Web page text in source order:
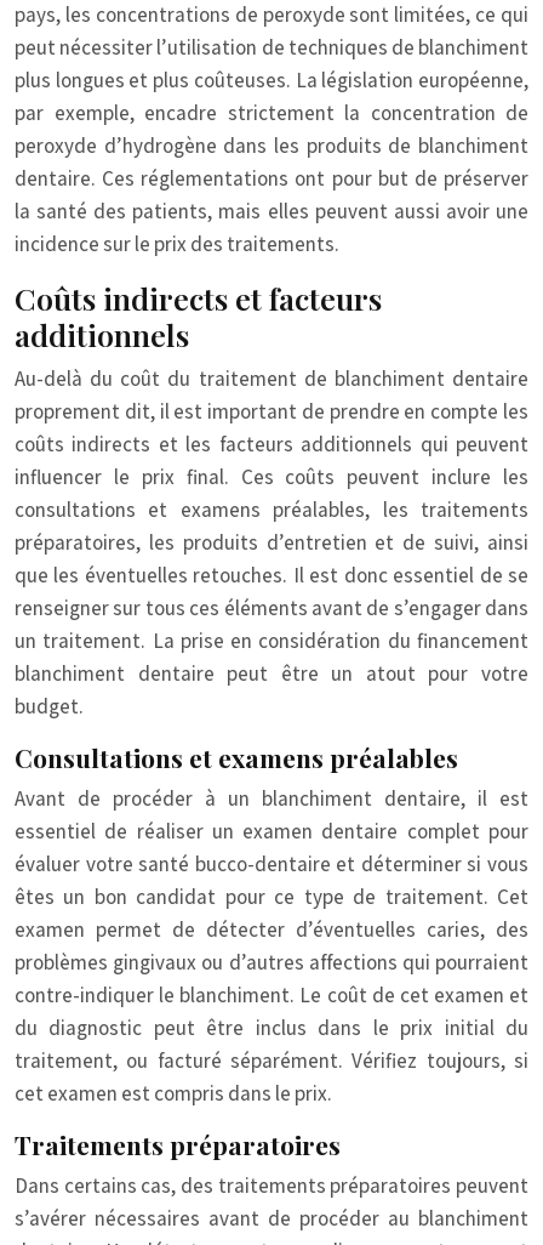
pays, les concentrations de peroxyde sont limitées, ce qui
peut nécessiter l’utilisation de techniques de blanchiment
plus longues et plus coûteuses. La législation européenne,
par exemple, encadre strictement la concentration de
peroxyde d’hydrogène dans les produits de blanchiment
dentaire. Ces réglementations ont pour but de préserver
la santé des patients, mais elles peuvent aussi avoir une
incidence sur le prix des traitements.
Coûts indirects et facteurs
additionnels
Au-delà du coût du traitement de blanchiment dentaire
proprement dit, il est important de prendre en compte les
coûts indirects et les facteurs additionnels qui peuvent
influencer le prix final. Ces coûts peuvent inclure les
consultations et examens préalables, les traitements
préparatoires, les produits d’entretien et de suivi, ainsi
que les éventuelles retouches. Il est donc essentiel de se
renseigner sur tous ces éléments avant de s’engager dans
un traitement. La prise en considération du financement
blanchiment dentaire peut être un atout pour votre
budget.
Consultations et examens préalables
Avant de procéder à un blanchiment dentaire, il est
essentiel de réaliser un examen dentaire complet pour
évaluer votre santé bucco-dentaire et déterminer si vous
êtes un bon candidat pour ce type de traitement. Cet
examen permet de détecter d’éventuelles caries, des
problèmes gingivaux ou d’autres affections qui pourraient
contre-indiquer le blanchiment. Le coût de cet examen et
du diagnostic peut être inclus dans le prix initial du
traitement, ou facturé séparément. Vérifiez toujours, si
cet examen est compris dans le prix.
Traitements préparatoires
Dans certains cas, des traitements préparatoires peuvent
s’avérer nécessaires avant de procéder au blanchiment